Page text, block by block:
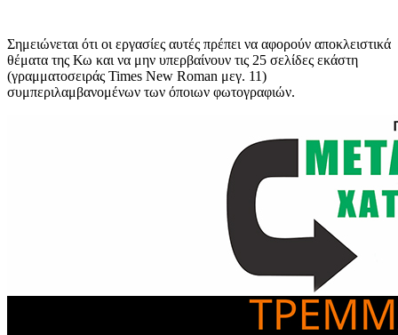
Σημειώνεται ότι οι εργασίες αυτές πρέπει να αφορούν αποκλειστικά
θέματα της Κω και να μην υπερβαίνουν τις 25 σελίδες εκάστη
(γραμματοσειράς Times New Roman μεγ. 11)
συμπεριλαμβανομένων των όποιων φωτογραφιών.